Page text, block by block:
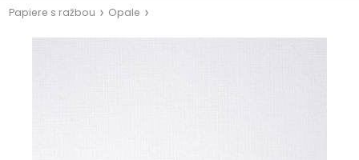
Papiere s ražbou Opale